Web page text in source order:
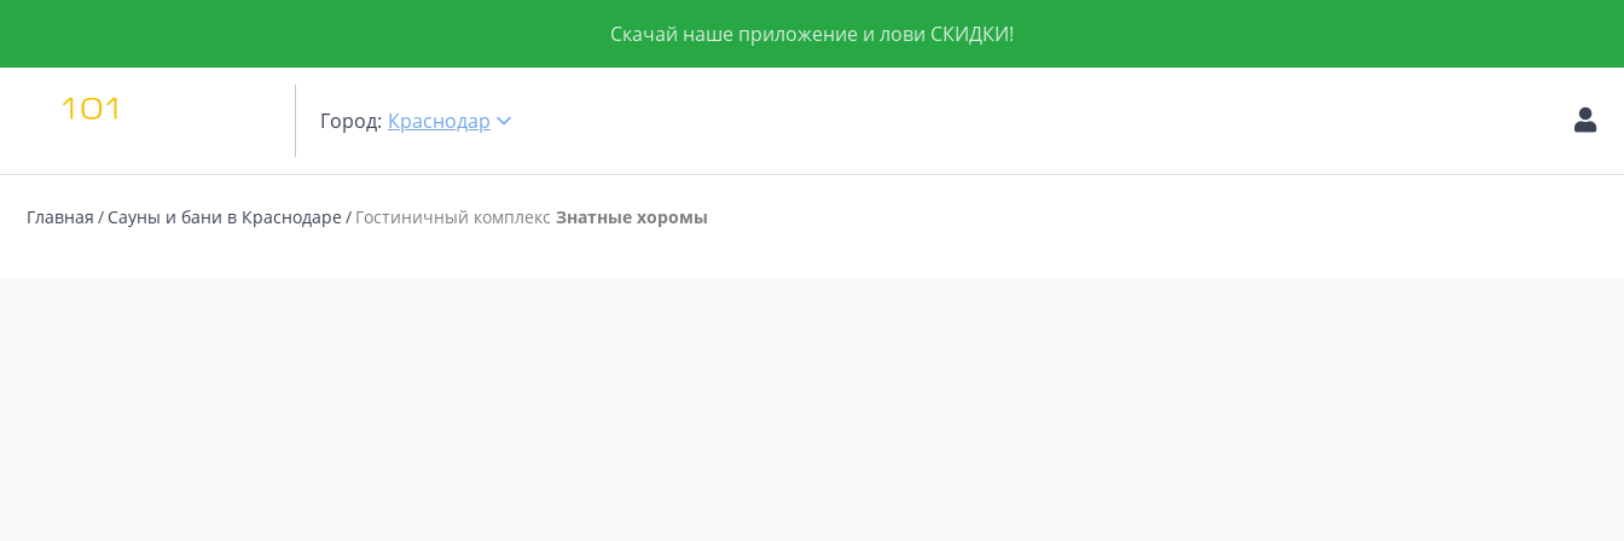
Скачай наше приложение и лови СКИДКИ!
Город: Краснодар
Главная Сауны и бани в Краснодаре Гостиничный комплекс Знатные хоромы